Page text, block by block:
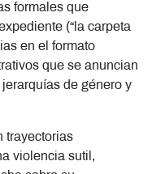
formales que
(“la carpeta
en el formato
que se anuncian
de género y
trayectorias
violencia sutil,